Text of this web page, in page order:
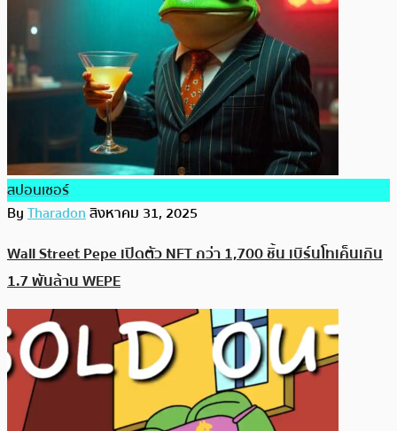
สปอนเซอร์
ByTharadonสิงหาคม 31, 2025
Wall Street Pepe เปิดตัว NFT กว่า 1,700 ชิ้น เบิร์นโทเค็นเกิน
1.7 พันล้าน WEPE